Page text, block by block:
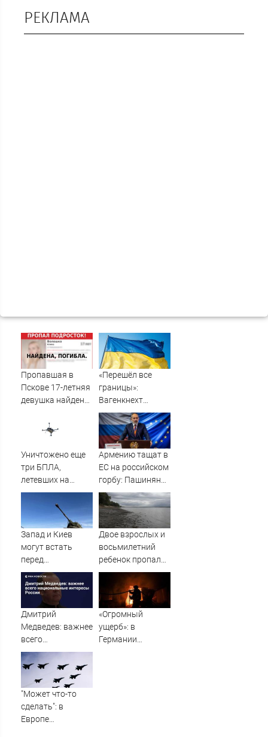
РЕКЛАМА
Пропавшая в
Пскове 17-летняя
девушка найдена
«Перешёл все
границы»:
Вагенкнехт
жёстко ответила
послу Украины
Уничтожено еще
три БПЛА,
летевших на
Москву
Армению тащат в
ЕС на российском
горбу: Пашинян
узнал цену
предательства
Запад и Киев
могут встать
перед
необходимостью
выполнить
условия Путина
Двое взрослых и
восьмилетний
ребенок пропали
во время сплава
по реке
08/08/2026 –
Новости
Дмитрий
Медведев: важнее
всего
национальные
интересы России
«Огромный
ущерб»: в
Германии
"Может что-то
сделать": в
Европе